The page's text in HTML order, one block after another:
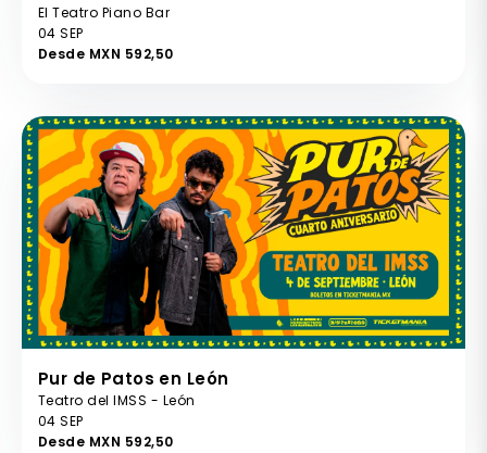
El Teatro Piano Bar
04 SEP
Desde MXN 592,50
Pur de Patos en León
Teatro del IMSS - León
04 SEP
Desde MXN 592,50